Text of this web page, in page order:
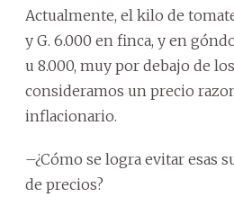
Actualmente, el kilo de
y G. 6.000 en finca, y en
u 8.000, muy por debajo de los
consideramos un precio
inflacionario.
–¿Cómo se logra evitar esas
de precios?